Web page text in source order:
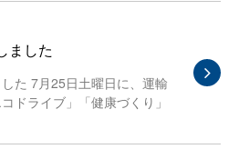
ました
た 7月25日土曜日に、運輸
ドライブ」「健康づくり」